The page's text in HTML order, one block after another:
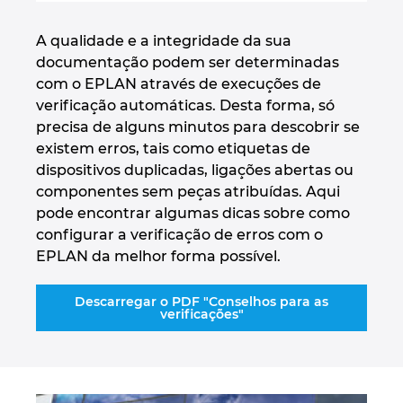
A qualidade e a integridade da sua
documentação podem ser determinadas
com o EPLAN através de execuções de
verificação automáticas. Desta forma, só
precisa de alguns minutos para descobrir se
existem erros, tais como etiquetas de
dispositivos duplicadas, ligações abertas ou
componentes sem peças atribuídas. Aqui
pode encontrar algumas dicas sobre como
configurar a verificação de erros com o
EPLAN da melhor forma possível.
Descarregar o PDF "Conselhos para as
verificações"